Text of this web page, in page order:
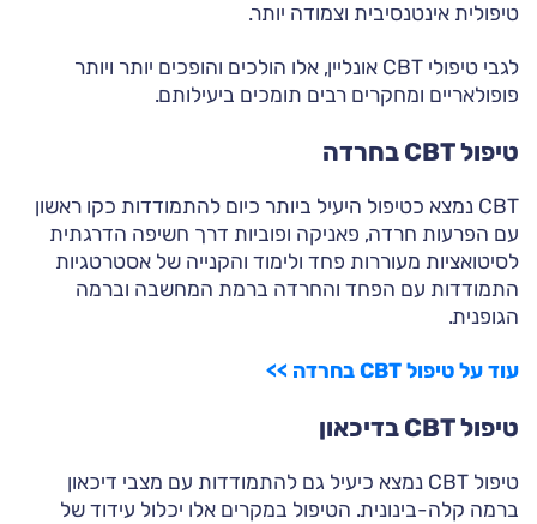
טיפולית אינטנסיבית וצמודה יותר.
לגבי טיפולי CBT אונליין, אלו הולכים והופכים יותר ויותר
פופולאריים ומחקרים רבים תומכים ביעילותם.
טיפול CBT בחרדה
CBT נמצא כטיפול היעיל ביותר כיום להתמודדות כקו ראשון
עם הפרעות חרדה, פאניקה ופוביות דרך חשיפה הדרגתית
לסיטואציות מעוררות פחד ולימוד והקנייה של אסטרטגיות
התמודדות עם הפחד והחרדה ברמת המחשבה וברמה
הגופנית.
עוד על טיפול CBT בחרדה >>
טיפול CBT בדיכאון
טיפול CBT נמצא כיעיל גם להתמודדות עם מצבי דיכאון
ברמה קלה-בינונית. הטיפול במקרים אלו יכלול עידוד של